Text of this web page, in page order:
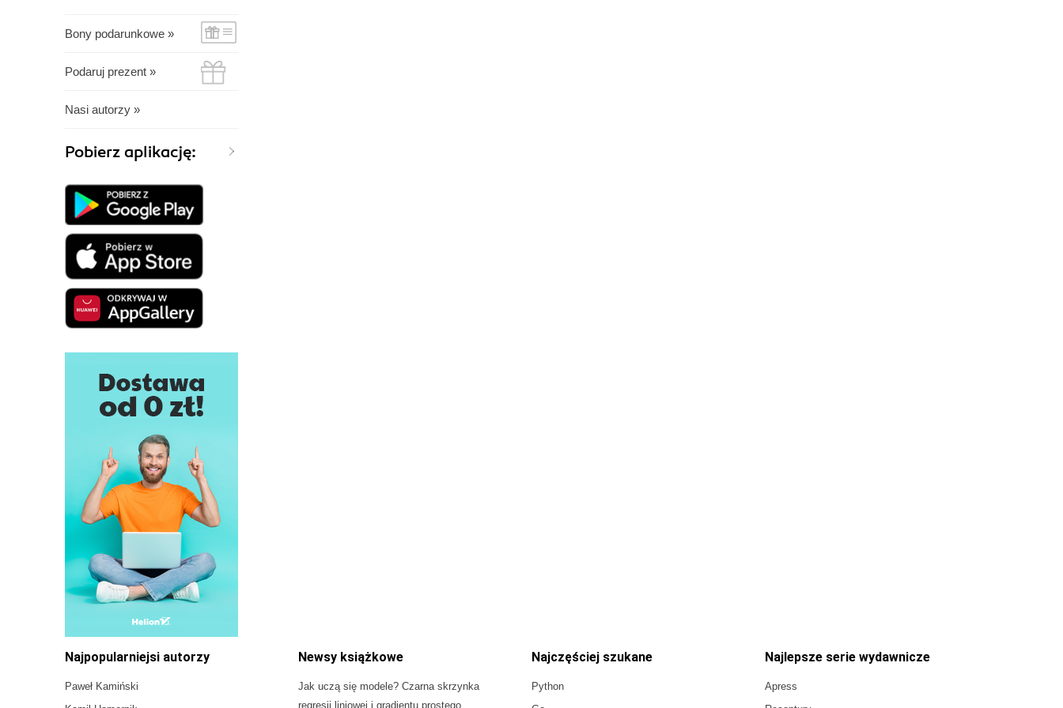
Bony podarunkowe »
Podaruj prezent »
Nasi autorzy »
Pobierz aplikację:
Najpopularniejsi autorzy
Paweł Kamiński
Newsy książkowe
Jak uczą się modele? Czarna skrzynka
regresji liniowej i gradientu prostego
Najczęściej szukane
Python
Najlepsze serie wydawnicze
Apress